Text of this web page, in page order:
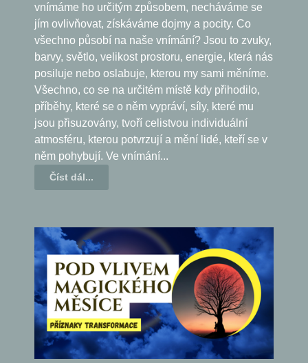
vnímáme ho určitým způsobem, necháváme se
jím ovlivňovat, získáváme dojmy a pocity. Co
všechno působí na naše vnímání? Jsou to zvuky,
barvy, světlo, velikost prostoru, energie, která nás
posiluje nebo oslabuje, kterou my sami měníme.
Všechno, co se na určitém místě kdy přihodilo,
příběhy, které se o něm vypráví, síly, které mu
jsou přisuzovány, tvoří celistvou individuální
atmosféru, kterou potvrzují a mění lidé, kteří se v
něm pohybují. Ve vnímání...
Číst dál...